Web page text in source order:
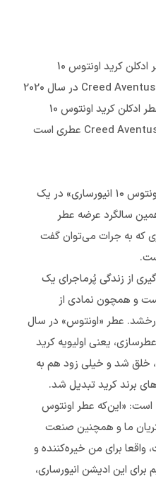
تستر اونتوس انیورساری 10 – عطر ادکلن کرید اونتوس 10
انیورساری – Creed Aventus 10th Anniversary در سال 2020
به بازار عطر و ادکلن عرضه شد. عطر ادکلن کرید اونتوس 10
انیورساری | Creed Aventus 10th Anniversary عطری است
مپانی کرید با عرضه عطر «کرید اونتوس ۱۰ انیورساری» در یک
سالگرد عرضه عطر
که به جرات می‌توان گفت
از زندگی پُرماجرای یک
و همچون نمادی از
عطر «اونتوس» در سال
یعنی اولیویه کرید
شد و خیلی زود هم به
برند کرید تبدیل شد.
است: «این‌که عطر اونتوس
ما و همچنین صنعت
‌واقعا برای من خیره‌کننده و
این ادیشن انیورساری،